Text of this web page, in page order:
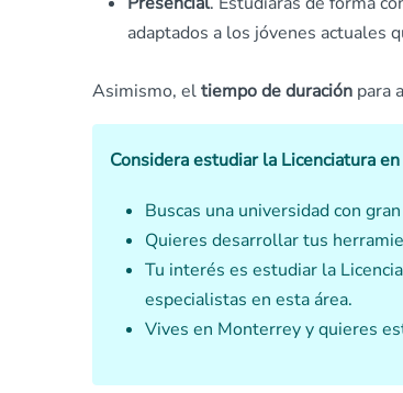
adaptados a los jóvenes actuales
Asimismo, eltiempo de duración para
Considera estudiar la Licenciatura
Buscas una universidad con
Quieres desarrollar tus
Tu interés es estudiar la
especialistas en esta área.
Vives en Monterrey y quieres